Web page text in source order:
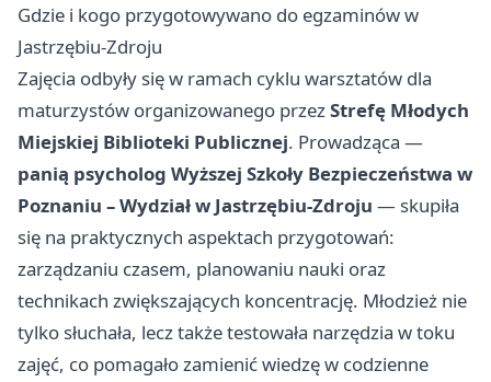
Gdzie i kogo przygotowywano do egzaminów w
Jastrzębiu-Zdroju
Zajęcia odbyły się w ramach cyklu warsztatów dla
maturzystów organizowanego przezStrefę Młodych
Miejskiej Biblioteki Publicznej. Prowadząca —
panią psycholog Wyższej Szkoły Bezpieczeństwa w
Poznaniu – Wydział w Jastrzębiu-Zdroju — skupiła
się na praktycznych aspektach przygotowań:
zarządzaniu czasem, planowaniu nauki oraz
technikach zwiększających koncentrację. Młodzież nie
tylko słuchała, lecz także testowała narzędzia w toku
zajęć, co pomagało zamienić wiedzę w codzienne